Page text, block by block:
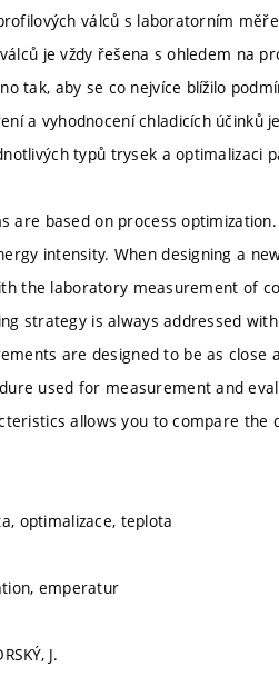
válců s laboratorním
je vždy řešena s ohledem na
tak, aby se co nejvíce blížilo
a vyhodnocení chladicích účinků
typů trysek a optimalizaci
are based on process
intensity. When designing a
the laboratory measurement of
strategy is always addressed
are designed to be as close
used for measurement and
allows you to compare
optimalizace, teplota
emperatur
J.